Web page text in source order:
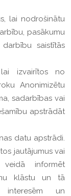
lai nodrošinātu
pasākumu
saistītās
lai izvairītos no
Anonimizētu
sadarbības vai
apstrādāt
datu apstrādi.
jautājumus vai
veidā informēt
klāstu un tā
interesēm un